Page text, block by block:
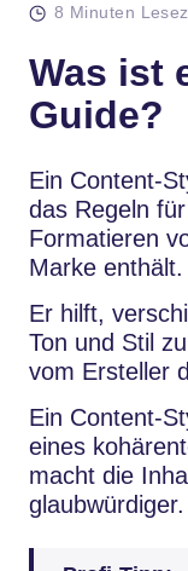
8 Minuten
Was ist
Guide?
Ein Content-
das Regeln
Formatieren
Marke enthält.
Er hilft,
Ton und Stil
vom Ersteller
Ein Content-
eines
macht die
glaubwürdiger.